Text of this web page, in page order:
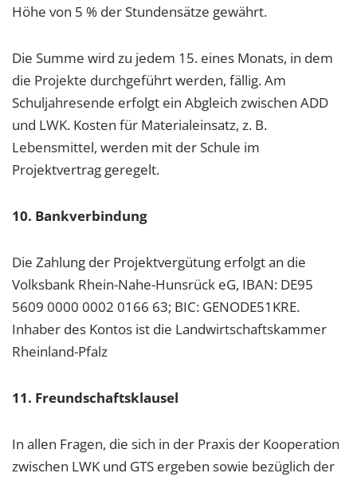
Höhe von 5 % der Stundensätze gewährt.
Die Summe wird zu jedem 15. eines Monats, in dem
die Projekte durchgeführt werden, fällig. Am
Schuljahresende erfolgt ein Abgleich zwischen ADD
und LWK. Kosten für Materialeinsatz, z. B.
Lebensmittel, werden mit der Schule im
Projektvertrag geregelt.
10. Bankverbindung
Die Zahlung der Projektvergütung erfolgt an die
Volksbank Rhein-Nahe-Hunsrück eG, IBAN: DE95
5609 0000 0002 0166 63; BIC: GENODE51KRE.
Inhaber des Kontos ist die Landwirtschaftskammer
Rheinland-Pfalz
11. Freundschaftsklausel
In allen Fragen, die sich in der Praxis der Kooperation
zwischen LWK und GTS ergeben sowie bezüglich der